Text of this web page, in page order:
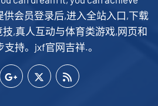
会员登录后,进入全站入口,下载
,真人互动与体育类游戏,网页和
持。jxf官网吉祥.。